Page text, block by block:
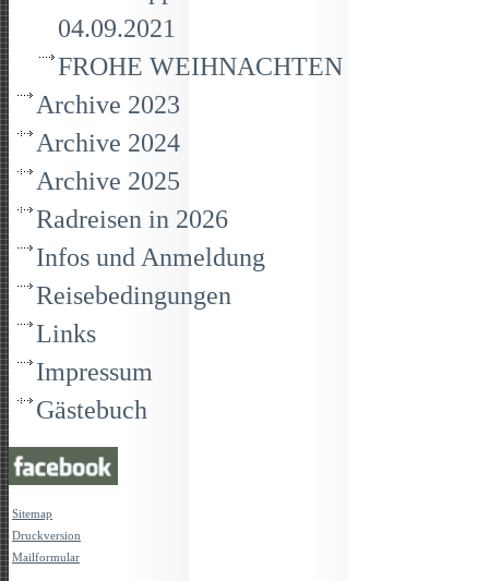
04.09.2021
FROHE WEIHNACHTEN
Archive 2023
Archive 2024
Archive 2025
Radreisen in 2026
Infos und Anmeldung
Reisebedingungen
Links
Impressum
Gästebuch
Sitemap
Druckversion
Mailformular